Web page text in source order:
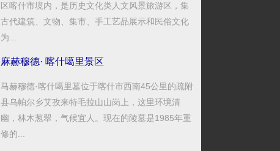
区喀什市境内，是历史文化类人文风景旅游区，集
古代建筑、文物、集市、手工艺品展示和民俗文化
为...
麻赫穆德· 喀什噶里景区
马赫穆德·喀什噶里墓位于喀什市西南45公里的疏附
县乌帕尔乡艾孜来特毛拉山山岗上，这里环境清
幽，林木葱翠，气候宜人。现在的陵墓是1985年重
修的...